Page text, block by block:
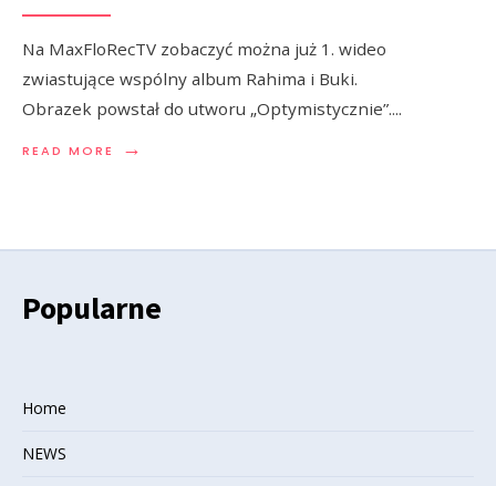
Na MaxFloRecTV zobaczyć można już 1. wideo
zwiastujące wspólny album Rahima i Buki.
Obrazek powstał do utworu „Optymistycznie”....
READ MORE →
Popularne
Home
NEWS